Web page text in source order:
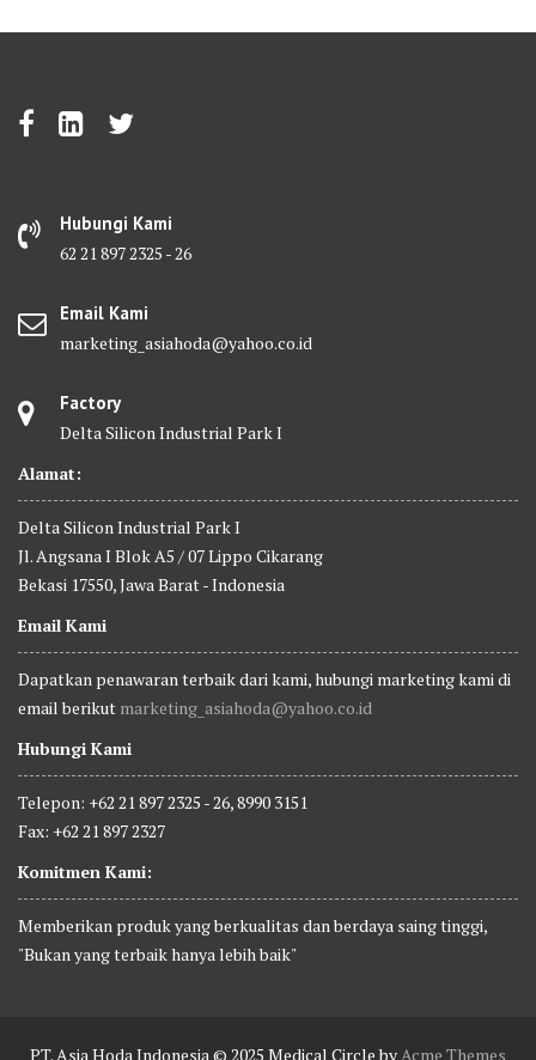
Hubungi Kami
62 21 897 2325 - 26
Email Kami
marketing_asiahoda@yahoo.co.id
Factory
Delta Silicon Industrial Park I
Alamat:
Delta Silicon Industrial Park I
Jl. Angsana I Blok A5 / 07 Lippo Cikarang
Bekasi 17550, Jawa Barat - Indonesia
Email Kami
Dapatkan penawaran terbaik dari kami, hubungi marketing kami di
email berikut marketing_asiahoda@yahoo.co.id
Hubungi Kami
Telepon: +62 21 897 2325 - 26, 8990 3151
Fax: +62 21 897 2327
Komitmen Kami:
Memberikan produk yang berkualitas dan berdaya saing tinggi,
"Bukan yang terbaik hanya lebih baik"
PT. Asia Hoda Indonesia © 2025 Medical Circle by Acme Themes